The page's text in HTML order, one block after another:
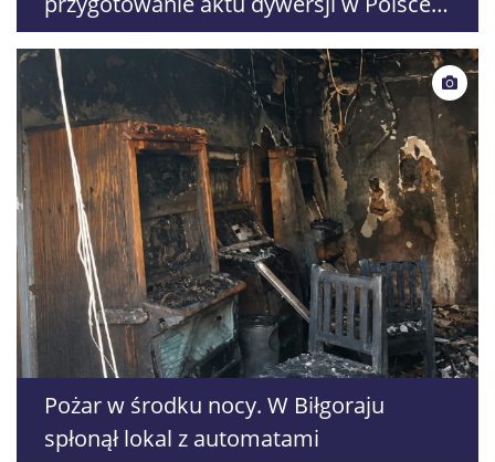
Pracował w restauracji w Lublinie
Pożar w środku nocy. W Biłgoraju
spłonął lokal z automatami